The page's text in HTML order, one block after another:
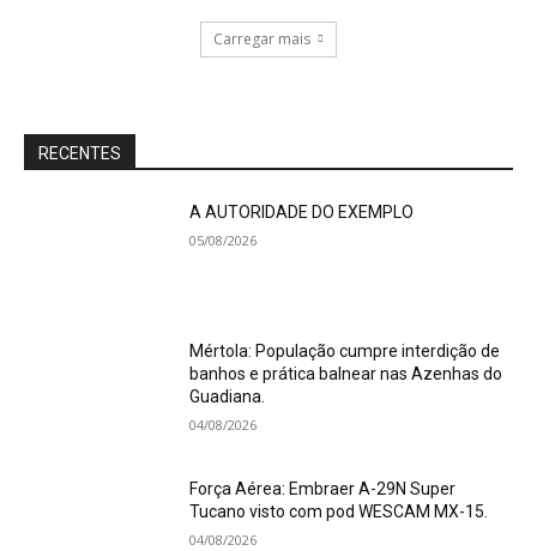
Carregar mais
RECENTES
A AUTORIDADE DO EXEMPLO
05/08/2026
Mértola: População cumpre interdição de
banhos e prática balnear nas Azenhas do
Guadiana.
04/08/2026
Força Aérea: Embraer A-29N Super
Tucano visto com pod WESCAM MX-15.
04/08/2026